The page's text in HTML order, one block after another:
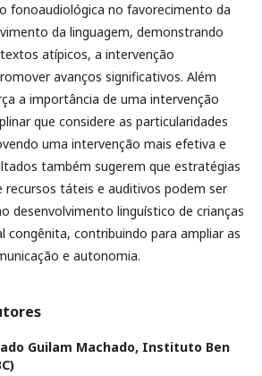
fonoaudiológica no favorecimento da
da linguagem, demonstrando
atípicos, a intervenção
avanços significativos. Além
a importância de uma intervenção
que considere as particularidades
uma intervenção mais efetiva e
também sugerem que estratégias
recursos táteis e auditivos podem ser
desenvolvimento linguístico de crianças
congênita, contribuindo para ampliar as
e autonomia.
Guilam Machado, Instituto Ben